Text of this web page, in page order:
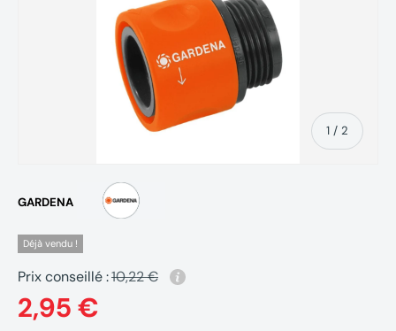
1 / de
2
GARDENA
Déjà vendu !
Prix conseillé :10,22 €
2,95 €